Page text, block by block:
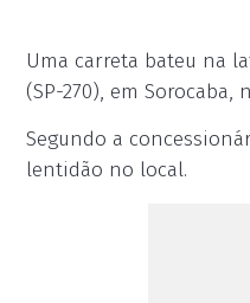
Uma carreta bateu na
(SP-270), em
Segundo a
lentidão no local.